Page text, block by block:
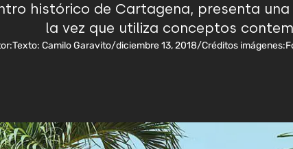
histórico de Cartagena, presenta
la vez que utiliza conceptos
Texto: Camilo Garavito/diciembre 13, 2018/Créditos imágenes: